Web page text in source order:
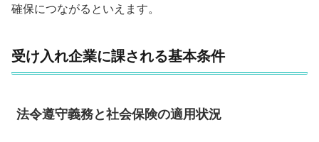
確保につながるといえます。
受け入れ企業に課される基本条件
法令遵守義務と社会保険の適用状況